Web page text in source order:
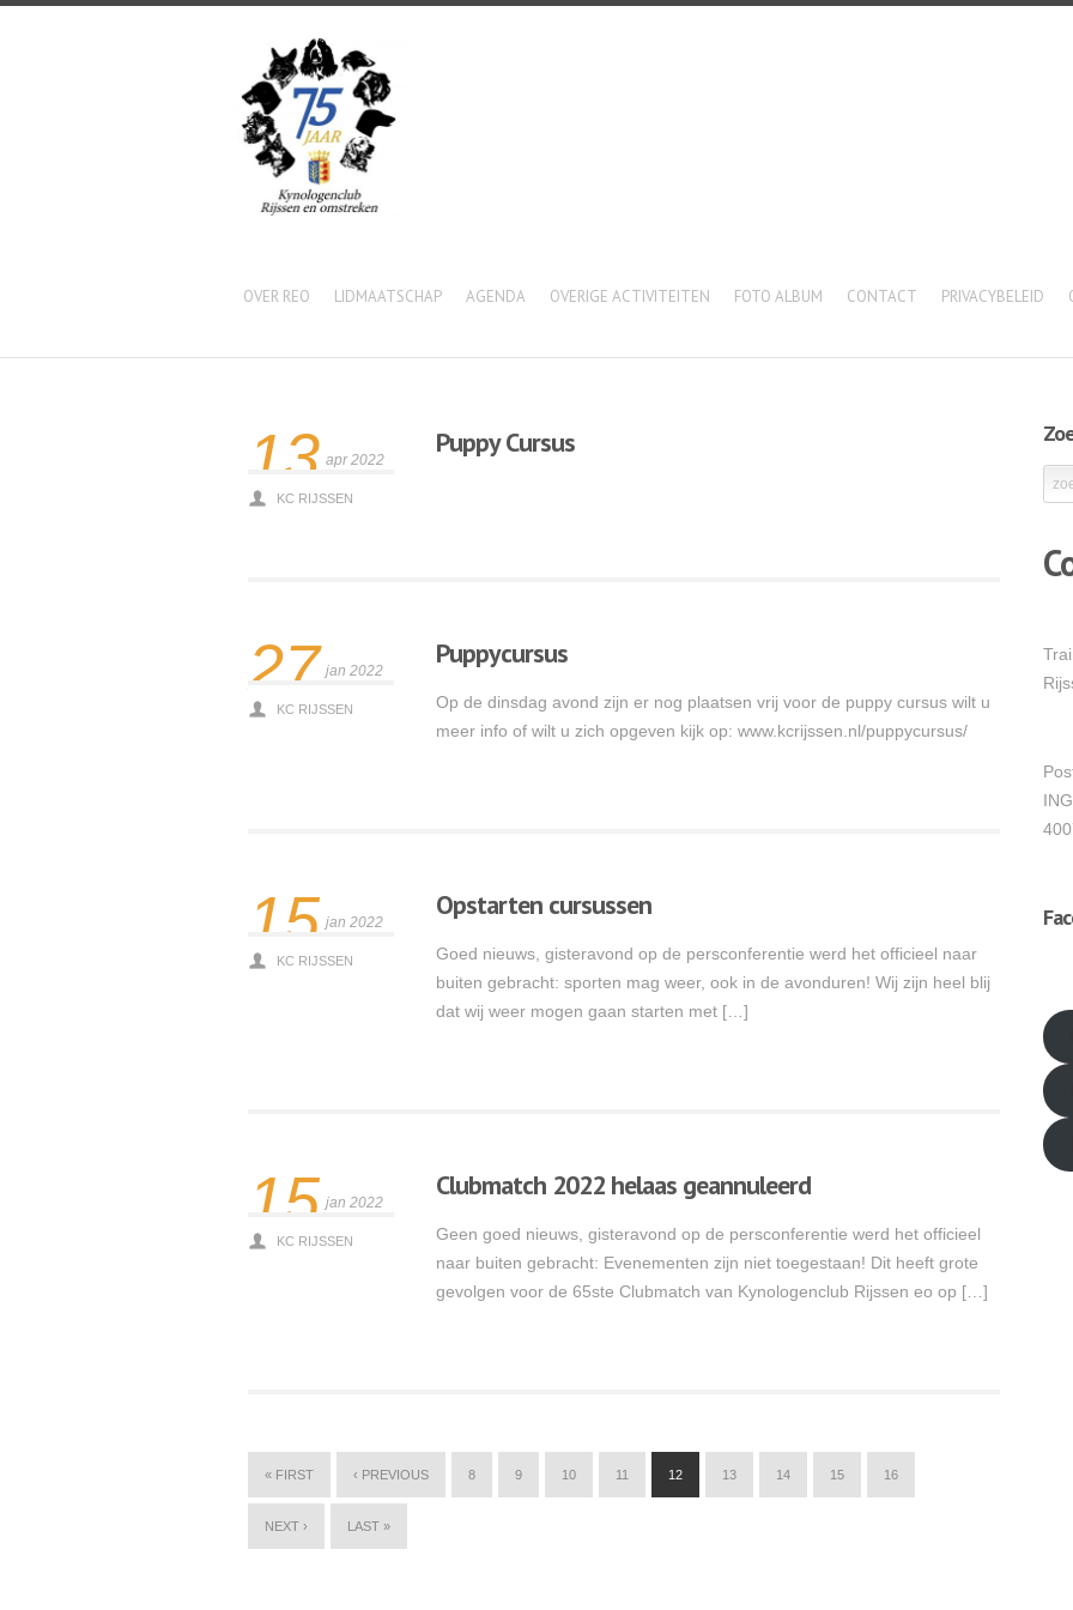
OVER REO LIDMAATSCHAP AGENDA OVERIGE ACTIVITEITEN FOTO ALBUM CONTACT PRIVACYBELEID
13 apr 2022
KC RIJSSEN
Puppy Cursus
27 jan 2022
KC RIJSSEN
Puppycursus
Op de dinsdag avond zijn er nog plaatsen vrij voor de puppy cursus wilt u
meer info of wilt u zich opgeven kijk op: www.kcrijssen.nl/puppycursus/
15 jan 2022
KC RIJSSEN
Opstarten cursussen
Goed nieuws, gisteravond op de persconferentie werd het officieel naar
buiten gebracht: sporten mag weer, ook in de avonduren! Wij zijn heel blij
dat wij weer mogen gaan starten met […]
15 jan 2022
KC RIJSSEN
Clubmatch 2022 helaas geannuleerd
Geen goed nieuws, gisteravond op de persconferentie werd het officieel
naar buiten gebracht: Evenementen zijn niet toegestaan! Dit heeft grote
gevolgen voor de 65ste Clubmatch van Kynologenclub Rijssen eo op […]
« FIRST ‹ PREVIOUS 8 9 10 11 12 13 14 15 16
NEXT › LAST »